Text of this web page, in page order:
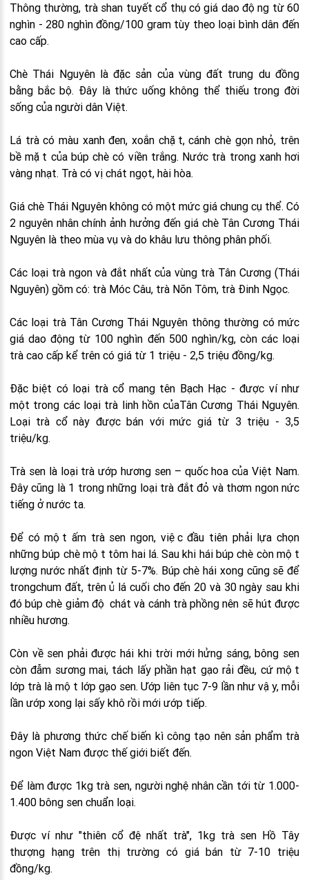
Thông thường, trà shan tuyết cổ thụ có giá dao động từ 60
nghìn - 280 nghìn đồng/100 gram tùy theo loại bình dân đến
cao cấp.
Chè Thái Nguyên là đặc sản của vùng đất trung du đồng
bằng bắc bộ. Đây là thức uống không thể thiếu trong đời
sống của người dân Việt.
Lá trà có màu xanh đen, xoắn chặt, cánh chè gọn nhỏ, trên
bề mặt của búp chè có viền trắng. Nước trà trong xanh hơi
vàng nhạt. Trà có vị chát ngọt, hài hòa.
Giá chè Thái Nguyên không có một mức giá chung cụ thể. Có
2 nguyên nhân chính ảnh hưởng đến giá chè Tân Cương Thái
Nguyên là theo mùa vụ và do khâu lưu thông phân phối.
Các loại trà ngon và đắt nhất của vùng trà Tân Cương (Thái
Nguyên) gồm có: trà Móc Câu, trà Nõn Tôm, trà Đinh Ngọc.
Các loại trà Tân Cương Thái Nguyên thông thường có mức
giá dao động từ 100 nghìn đến 500 nghìn/kg, còn các loại
trà cao cấp kể trên có giá từ 1 triệu - 2,5 triệu đồng/kg.
Đặc biệt có loại trà cổ mang tên Bạch Hạc - được ví như
một trong các loại trà linh hồn củaTân Cương Thái Nguyên.
Loại trà cổ này được bán với mức giá từ 3 triệu - 3,5
triệu/kg.
Trà sen là loại trà ướp hương sen – quốc hoa của Việt Nam.
Đây cũng là 1 trong những loại trà đắt đỏ và thơm ngon nức
tiếng ở nước ta.
Để có một ấm trà sen ngon, việc đầu tiên phải lựa chọn
những búp chè một tôm hai lá. Sau khi hái búp chè còn một
lượng nước nhất định từ 5-7%. Búp chè hái xong cũng sẽ để
trongchum đất, trên ủ lá cuối cho đến 20 và 30 ngày sau khi
đó búp chè giảm độ chát và cánh trà phồng nên sẽ hút được
nhiều hương.
Còn về sen phải được hái khi trời mới hửng sáng, bông sen
còn đẫm sương mai, tách lấy phần hạt gạo rải đều, cứ một
lớp trà là một lớp gạo sen. Ướp liên tục 7-9 lần như vậy, mỗi
lần ướp xong lại sấy khô rồi mới ướp tiếp.
Đây là phương thức chế biến kì công tạo nên sản phẩm trà
ngon Việt Nam được thế giới biết đến.
Để làm được 1kg trà sen, người nghệ nhân cần tới từ 1.000-
1.400 bông sen chuẩn loại.
Được ví như "thiên cổ đệ nhất trà", 1kg trà sen Hồ Tây
thượng hạng trên thị trường có giá bán từ 7-10 triệu
đồng/kg.